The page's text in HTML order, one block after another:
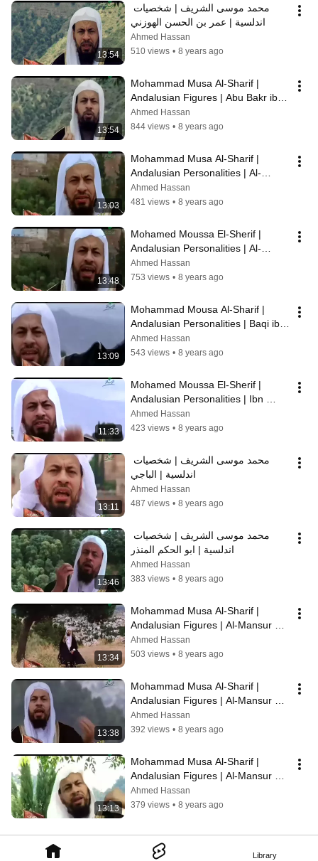
Library
13:54
اندلسية | عمر بن الحسن الهوزني
Ahmed Hassan
510 views • 8 years ago
13:54
Mohammad Musa Al-Sharif |
Andalusian Figures | Abu Bakr ibn
al-Arabi
Ahmed Hassan
844 views • 8 years ago
13:03
Mohammad Musa Al-Sharif |
Andalusian Personalities | Al-
Mustansir bi-llah al-Marwani
Ahmed Hassan
481 views • 8 years ago
13:48
Mohamed Moussa El-Sherif |
Andalusian Personalities | Al-
Shatibi
Ahmed Hassan
753 views • 8 years ago
13:09
Mohammad Mousa Al-Sharif |
Andalusian Personalities | Baqi ibn
Makhlad
Ahmed Hassan
543 views • 8 years ago
11:33
Mohamed Moussa El-Sherif |
Andalusian Personalities | Ibn
Jubayr al-Andalusi
Ahmed Hassan
423 views • 8 years ago
13:11
اندلسية | الباجي
Ahmed Hassan
487 views • 8 years ago
13:46
اندلسية | ابو الحكم المنذر
Ahmed Hassan
383 views • 8 years ago
13:34
Mohammad Musa Al-Sharif |
Andalusian Figures | Al-Mansur
Muhammad Al-Qahtani 1
Ahmed Hassan
503 views • 8 years ago
13:38
Mohammad Musa Al-Sharif |
Andalusian Figures | Al-Mansur
Muhammad Al-Qahtani 2
Ahmed Hassan
392 views • 8 years ago
13:13
Mohammad Musa Al-Sharif |
Andalusian Figures | Al-Mansur
Mohammad Al-Qahtani 3
Ahmed Hassan
379 views • 8 years ago